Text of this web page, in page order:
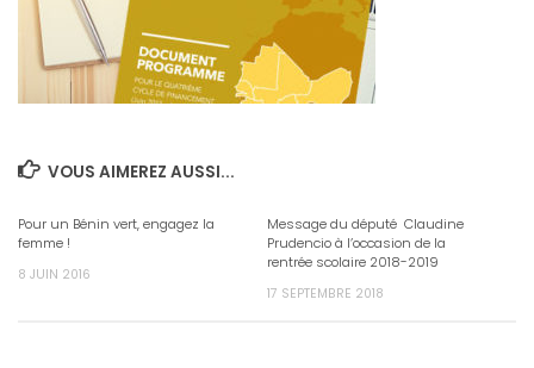
VOUS AIMEREZ AUSSI...
Pour un Bénin vert, engagez la
femme !
8 JUIN 2016
Message du député Claudine
Prudencio à l’occasion de la
rentrée scolaire 2018-2019
17 SEPTEMBRE 2018